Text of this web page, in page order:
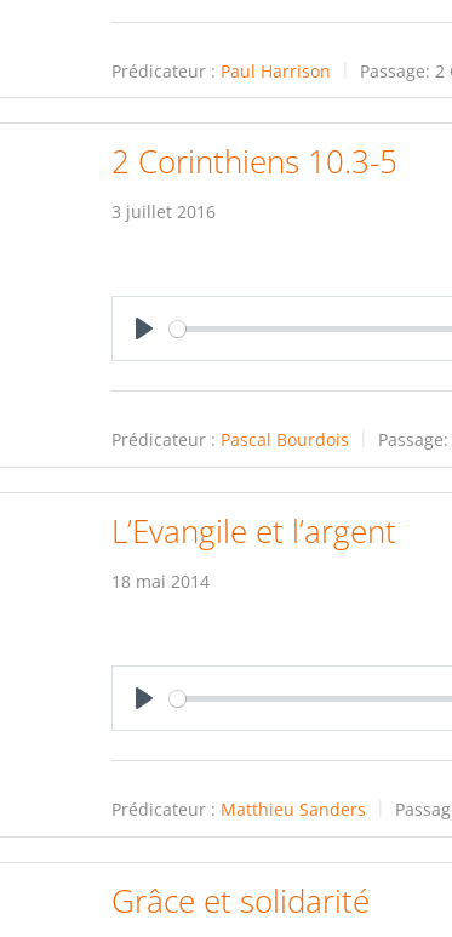
Prédicateur : Paul Harrison Passage: 2
2 Corinthiens 10.3-5
3 juillet 2016
Play
Prédicateur : Pascal Bourdois Passage:
L’Evangile et l’argent
18 mai 2014
Play
Prédicateur : Matthieu Sanders
Grâce et solidarité